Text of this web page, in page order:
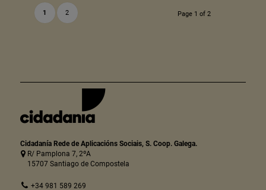
Page 1 of 2
1 2
Cidadanía Rede de Aplicacións Sociais, S. Coop. Galega.
R/ Pamplona 7, 2ºA
15707 Santiago de Compostela
+34 981 589 269